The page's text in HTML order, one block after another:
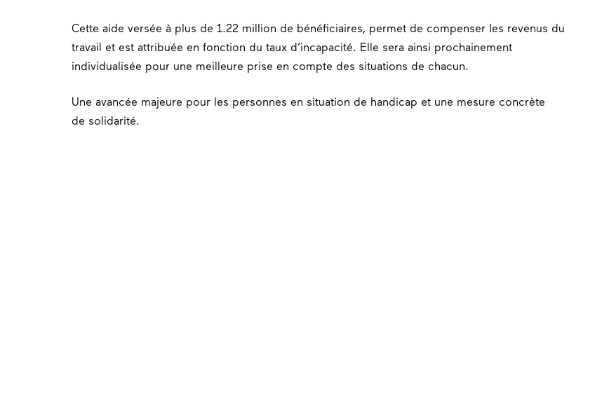
Cette aide versée à plus de 1.22 million de bénéficiaires, permet de compenser les revenus du
travail et est attribuée en fonction du taux d’incapacité. Elle sera ainsi prochainement
individualisée pour une meilleure prise en compte des situations de chacun.
Une avancée majeure pour les personnes en situation de handicap et une mesure concrète
de solidarité.